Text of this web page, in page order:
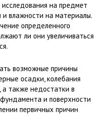
на предмет
и влажности на материалы.
определенного
ли они увеличиваться
возможные причины
осадки, колебания
а также недостатки в
и поверхности
первичных причин